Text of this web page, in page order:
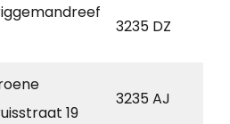
3235 DZ
19
3235 AJ